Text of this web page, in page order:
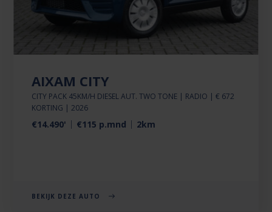
AIXAM CITY
CITY PACK 45KM/H DIESEL AUT. TWO TONE | RADIO | € 672
KORTING | 2026
€14.490' €115 p.mnd 2km
BEKIJK DEZE AUTO